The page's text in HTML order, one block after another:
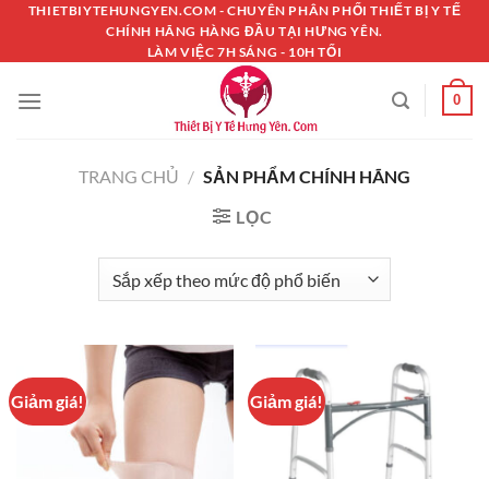
Chuyển
nội
dung
THIETBIYTEHUNGYEN.COM - CHUYÊN PHÂN PHỐI THIẾT BỊ Y TẾ
CHÍNH HÃNG HÀNG ĐẦU TẠI HƯNG YÊN.
LÀM VIỆC 7H SÁNG - 10H TỐI
0
TRANG CHỦ / SẢN PHẨM CHÍNH HÃNG
LỌC
Giảm giá! Giảm giá!